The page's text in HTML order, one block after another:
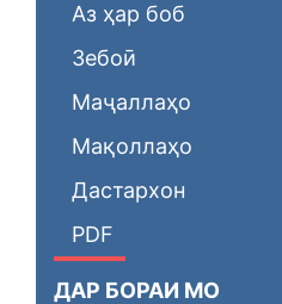
Аз ҳар боб
Зебоӣ
Маҷаллаҳо
Мақоллаҳо
Дастархон
PDF
ДАР БОРАИ МО